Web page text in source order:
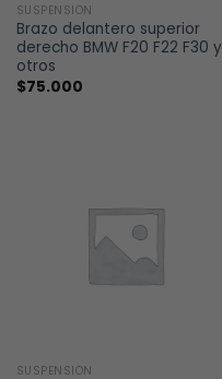
SUSPENSIÓN
Brazo delantero superior
derecho BMW F20 F22 F30 y
otros
$75.000
SUSPENSIÓN